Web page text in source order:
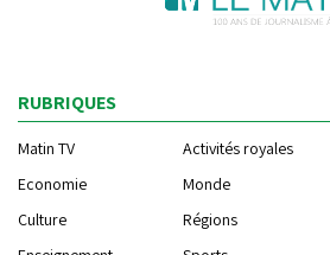
RUBRIQUES
Matin TV Activités royales
Economie
Monde
Culture
Régions